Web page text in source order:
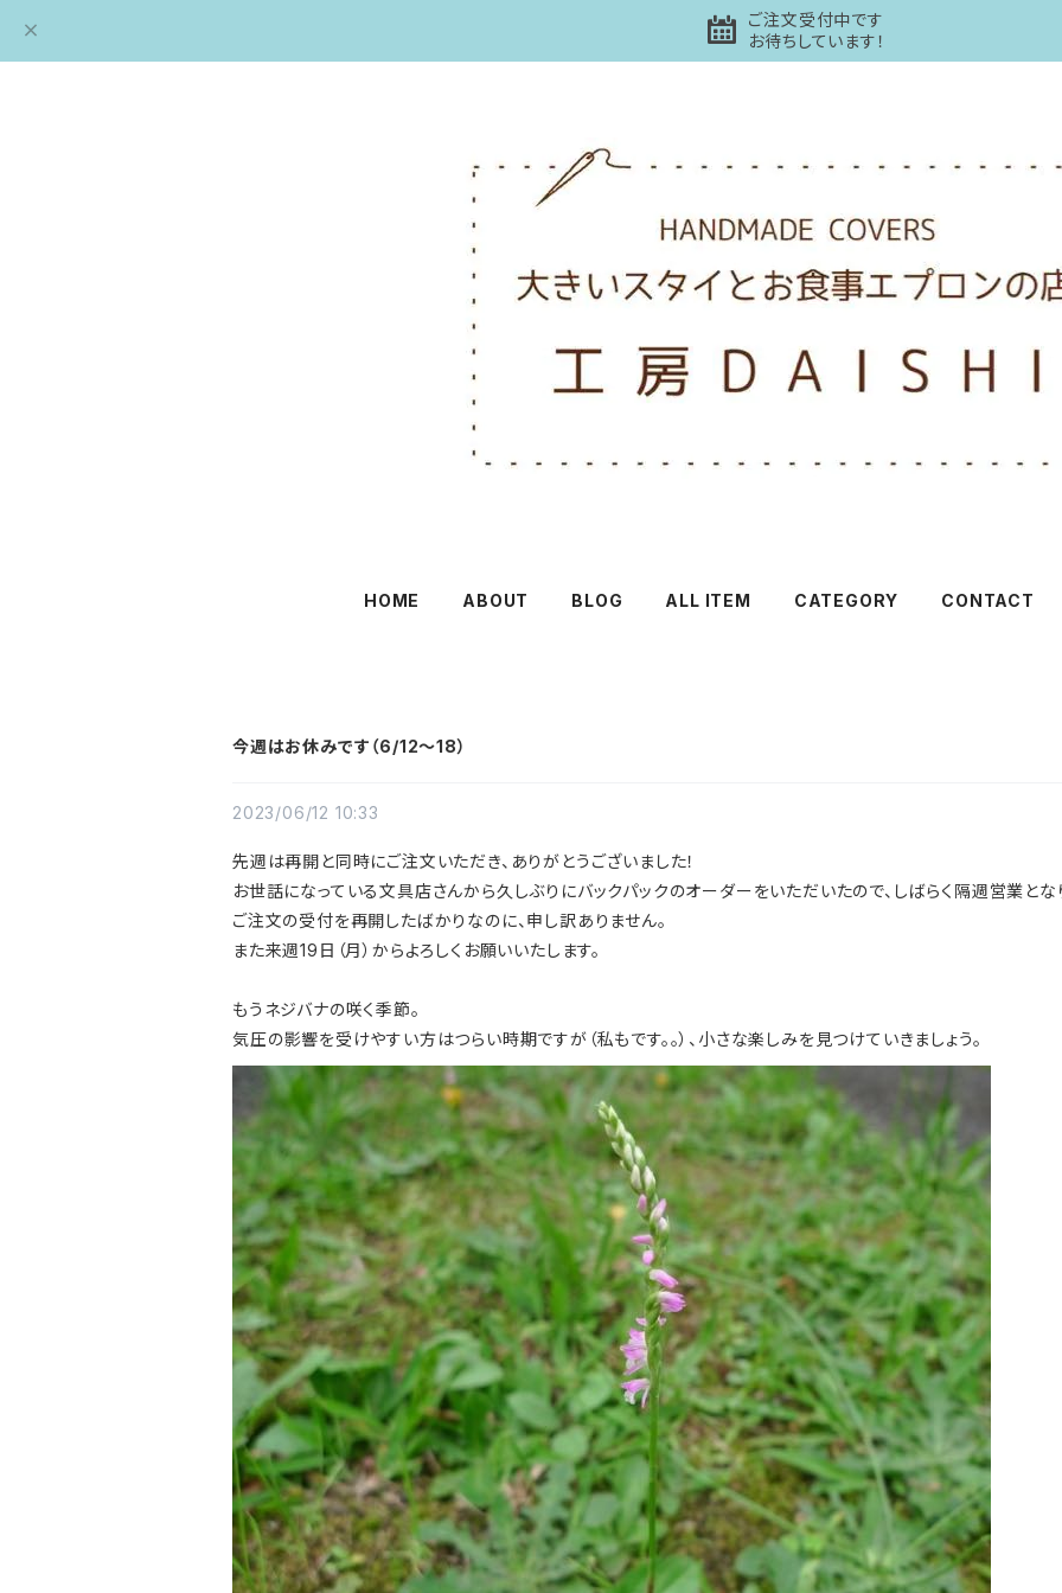
ご注文受付中です
お待ちしています！
HOME ABOUT BLOG ALL ITEM CATEGORY CONTACT
今週はお休みです（6/12〜18）
2023/06/12 10:33
先週は再開と同時にご注文いただき、ありがとうございました！
お世話になっている文具店さんから久しぶりにバックパックのオーダーをいただいたので、しばらく隔週営業とな
ご注文の受付を再開したばかりなのに、申し訳ありません。
また来週19日（月）からよろしくお願いいたします。
もうネジバナの咲く季節。
気圧の影響を受けやすい方はつらい時期ですが（私もです。。）、小さな楽しみを見つけていきましょう。